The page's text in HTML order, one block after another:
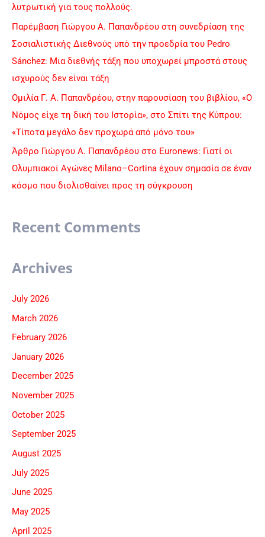
λυτρωτική για τους πολλούς.
Παρέμβαση Γιώργου Α. Παπανδρέου στη συνεδρίαση της
Σοσιαλιστικής Διεθνούς υπό την προεδρία του Pedro
Sánchez: Μια διεθνής τάξη που υποχωρεί μπροστά στους
ισχυρούς δεν είναι τάξη
Ομιλία Γ. Α. Παπανδρέου, στην παρουσίαση του βιβλίου, «Ο
Νόμος είχε τη δική του Ιστορία», στο Σπίτι της Κύπρου:
«Τίποτα μεγάλο δεν προχωρά από μόνο του»
Άρθρο Γιώργου Α. Παπανδρέου στο Euronews: Γιατί οι
Ολυμπιακοί Αγώνες Milano–Cortina έχουν σημασία σε έναν
κόσμο που διολισθαίνει προς τη σύγκρουση
Recent Comments
Archives
July 2026
March 2026
February 2026
January 2026
December 2025
November 2025
October 2025
September 2025
August 2025
July 2025
June 2025
May 2025
April 2025